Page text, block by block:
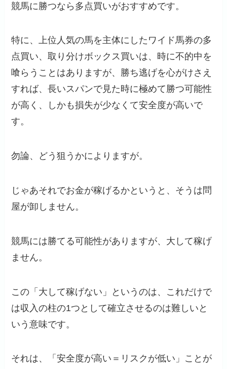
競馬に勝つなら多点買いがおすすめです。
特に、上位人気の馬を主体にしたワイド馬券の多
点買い、取り分けボックス買いは、時に不的中を
喰らうことはありますが、勝ち逃げを心がけさえ
すれば、長いスパンで見た時に極めて勝つ可能性
が高く、しかも損失が少なくて安全度が高いで
す。
勿論、どう狙うかによりますが。
じゃあそれでお金が稼げるかというと、そうは問
屋が卸しません。
競馬には勝てる可能性がありますが、大して稼げ
ません。
この「大して稼げない」というのは、これだけで
は収入の柱の1つとして確立させるのは難しいと
いう意味です。
それは、「安全度が高い＝リスクが低い」ことが